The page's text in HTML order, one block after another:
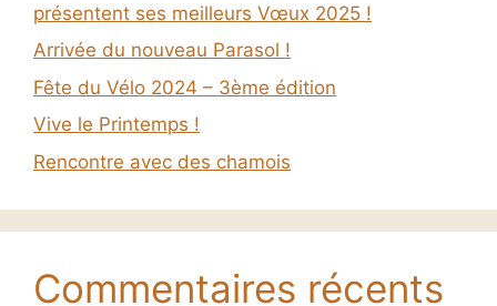
présentent ses meilleurs Vœux 2025 !
Arrivée du nouveau Parasol !
Fête du Vélo 2024 – 3ème édition
Vive le Printemps !
Rencontre avec des chamois
Commentaires récents